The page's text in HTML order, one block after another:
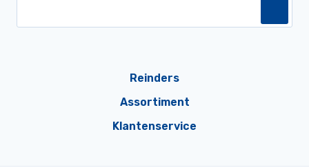
Reinders
Assortiment
Klantenservice